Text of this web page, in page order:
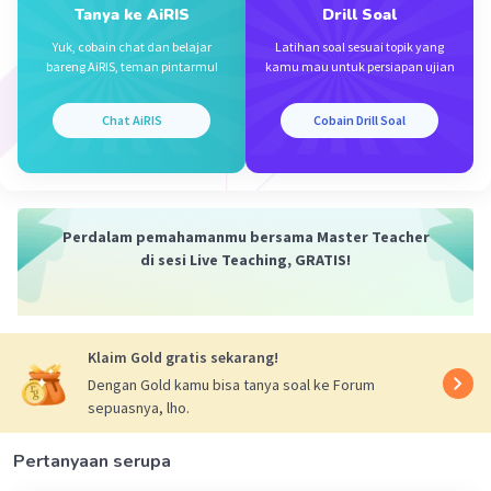
Tanya ke AiRIS
Yuk, cobain chat dan belajar
bareng AiRIS, teman pintarmu!
Chat AiRIS
Drill Soal
Latihan soal sesuai topik yang
kamu mau untuk persiapan ujian
Cobain Drill Soal
Perdalam pemahamanmu bersama Master Teacher
di sesi Live Teaching, GRATIS!
Klaim Gold gratis sekarang!
Dengan Gold kamu bisa tanya soal ke Forum
sepuasnya, lho.
Pertanyaan serupa